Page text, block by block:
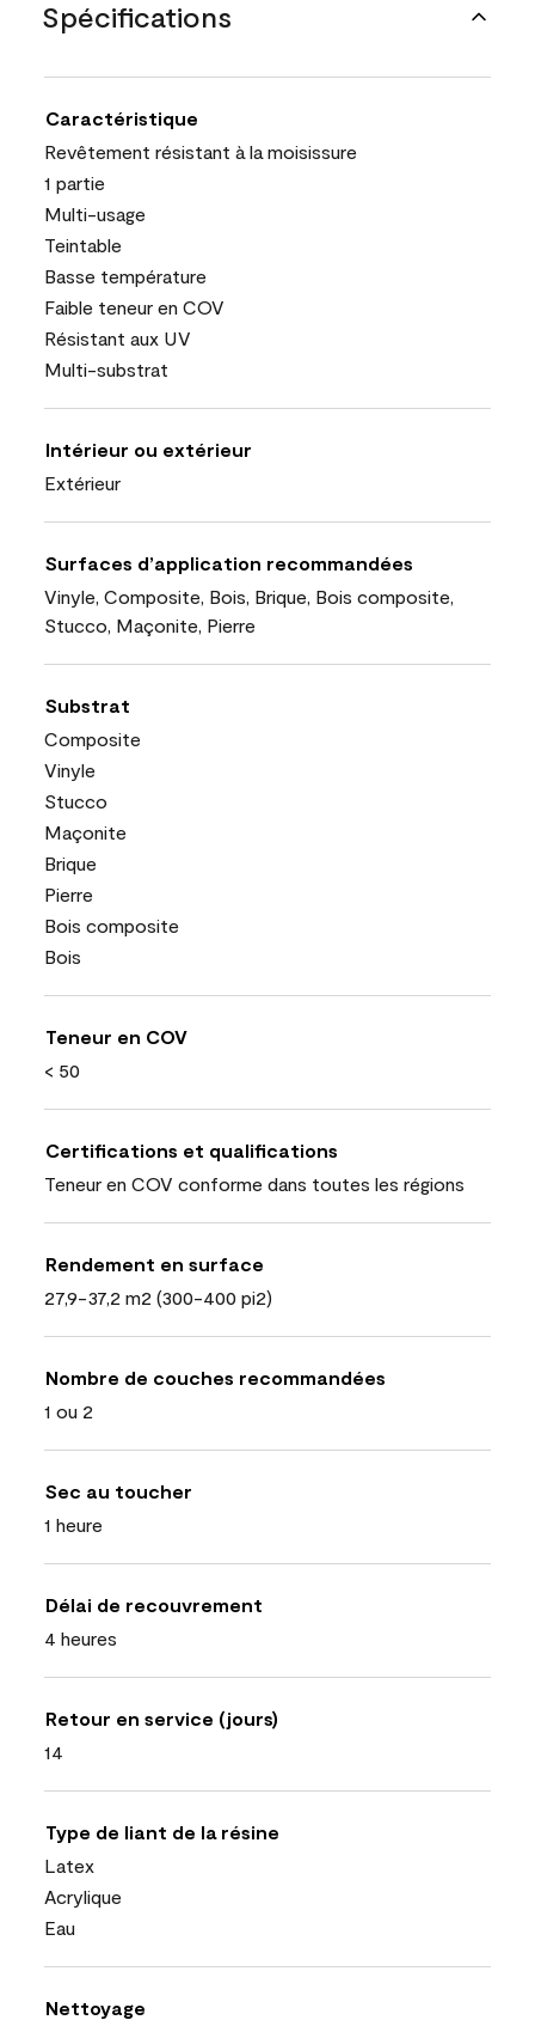
Spécifications
Caractéristique
Revêtement résistant à la moisissure
1 partie
Multi-usage
Teintable
Basse température
Faible teneur en COV
Résistant aux UV
Multi-substrat
Intérieur ou extérieur
Extérieur
Surfaces d’application recommandées
Vinyle, Composite, Bois, Brique, Bois composite,
Stucco, Maçonite, Pierre
Substrat
Composite
Vinyle
Stucco
Maçonite
Brique
Pierre
Bois composite
Bois
Teneur en COV
< 50
Certifications et qualifications
Teneur en COV conforme dans toutes les régions
Rendement en surface
27,9-37,2 m2 (300-400 pi2)
Nombre de couches recommandées
1 ou 2
Sec au toucher
1 heure
Délai de recouvrement
4 heures
Retour en service (jours)
14
Type de liant de la résine
Latex
Acrylique
Eau
Nettoyage